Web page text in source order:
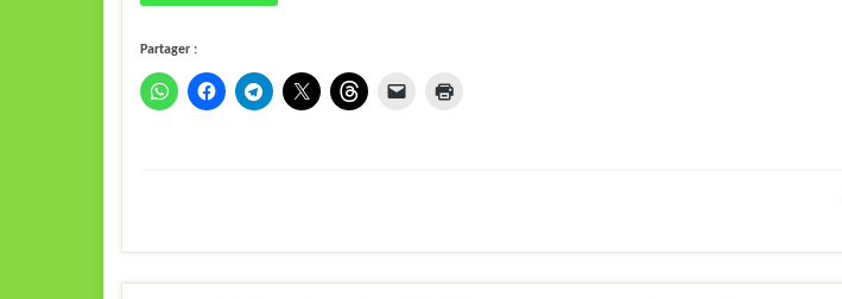
Partager :